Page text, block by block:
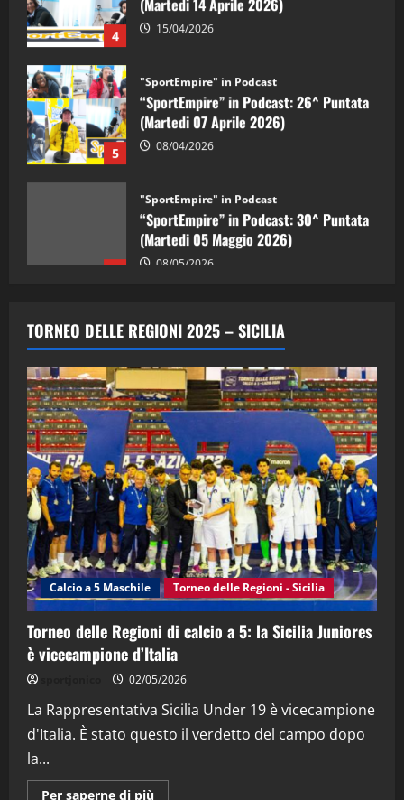
4 15/04/2026
5
“SportEmpire” in Podcast: 26^ Puntata
(Martedi 07 Aprile 2026)
08/04/2026
“SportEmpire” in Podcast: 30^ Puntata
(Martedi 05 Maggio 2026)
08/05/2026
2
“SportEmpire” in Podcast: 29^ Puntata
(Martedi 28 Aprile 2026)
28/04/2026
3
"SportEmpire" in Podcast
“SportEmpire” in Podcast: 28^ Puntata
(Martedi 21 Aprile 2026)
21/04/2026
4
"SportEmpire" in Podcast Sport News
“SportEmpire” in Podcast: 27^ Puntata
(Martedi 14 Aprile 2026)
15/04/2026
"SportEmpire" in Podcast
“SportEmpire” in Podcast: 26^ Puntata
08/04/2026
TORNEO DELLE REGIONI 2025 – SICILIA
Calcio a 5 Maschile Torneo delle Regioni - Sicilia
Torneo delle Regioni di calcio a 5: la Sicilia Juniores
è vicecampione d’Italia
02/05/2026
La Rappresentativa Sicilia Under 19 è vicecampione
d'Italia. È stato questo il verdetto del campo dopo
la...
Per saperne di più